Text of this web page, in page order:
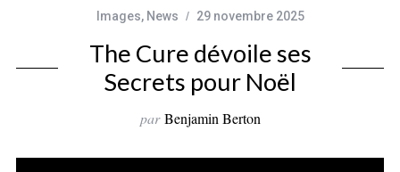
Images, News 29 novembre 2025
The Cure dévoile ses
Secrets pour Noël
par Benjamin Berton